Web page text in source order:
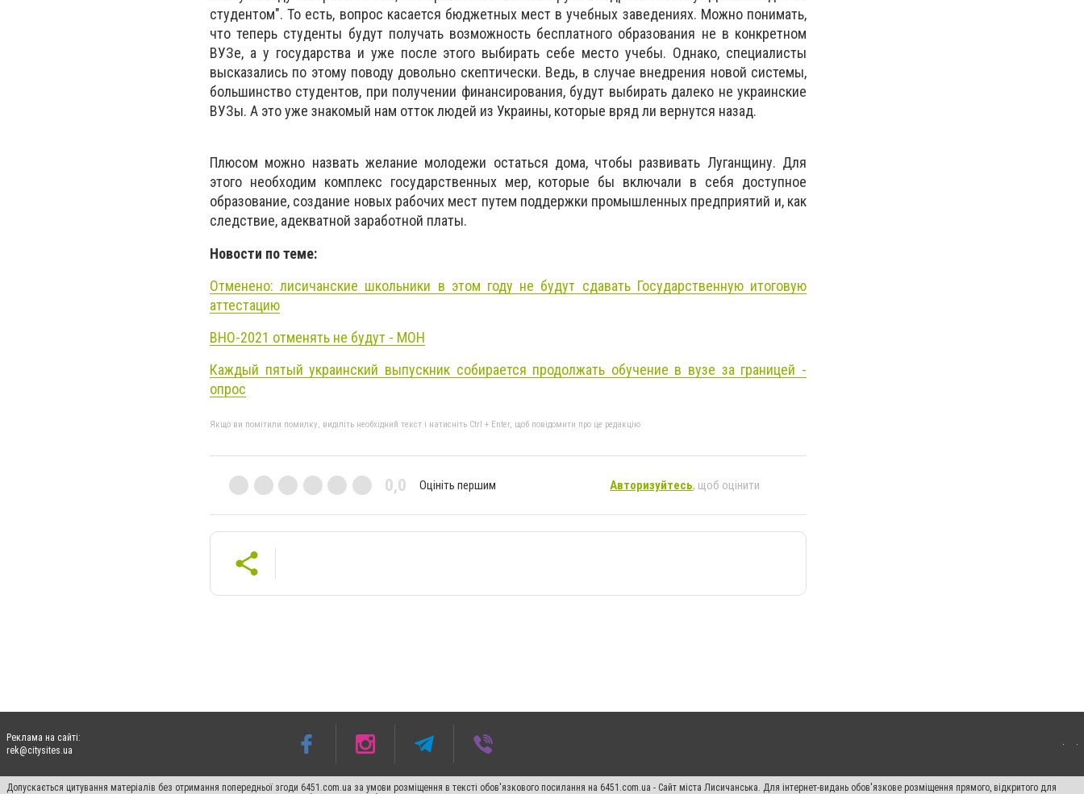
студентом". То есть, вопрос касается бюджетных мест в учебных заведениях. Можно понимать,
что теперь студенты будут получать возможность бесплатного образования не в конкретном
ВУЗе, а у государства и уже после этого выбирать себе место учебы. Однако, специалисты
высказались по этому поводу довольно скептически. Ведь, в случае внедрения новой системы,
большинство студентов, при получении финансирования, будут выбирать далеко не украинские
ВУЗы. А это уже знакомый нам отток людей из Украины, которые вряд ли вернутся назад.
Плюсом можно назвать желание молодежи остаться дома, чтобы развивать Луганщину. Для
этого необходим комплекс государственных мер, которые бы включали в себя доступное
образование, создание новых рабочих мест путем поддержки промышленных предприятий и, как
следствие, адекватной заработной платы.
Новости по теме:
Отменено: лисичанские школьники в этом году не будут сдавать Государственную итоговую
аттестацию
ВНО-2021 отменять не будут - МОН
Каждый пятый украинский выпускник собирается продолжать обучение в вузе за границей -
опрос
Якщо ви помітили помилку, виділіть необхідний текст і натисніть Ctrl + Enter, щоб повідомити про це редакцію
0,0 Оцініть першим Авторизуйтесь, щоб оцінити
Реклама на сайті:
rek@citysites.ua
Допускається цитування матеріалів без отримання попередньої згоди 6451.com.ua за умови розміщення в тексті обов'язкового посилання на 6451.com.ua - Сайт міста Лисичанська. Для інтернет-видань обов'язкове розміщення прямого, відкритого для